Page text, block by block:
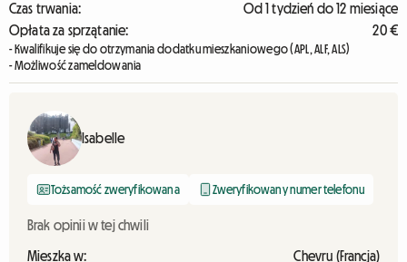
Czas trwania:
Od 1 tydzień do 12 miesiące
Opłata za sprzątanie:
20 €
- Kwalifikuje się do otrzymania dodatku mieszkaniowego (APL, ALF, ALS)
- Możliwość zameldowania
Isabelle
Tożsamość zweryfikowana Zweryfikowany numer telefonu
Brak opinii w tej chwili
Mieszka w:
Chevru (Francja)